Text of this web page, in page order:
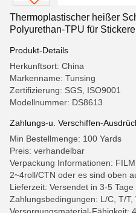
Thermoplastischer heißer
Polyurethan-TPU für
Produkt-Details
Herkunftsort: China
Markenname: Tunsing
Zertifizierung: SGS, ISO9001
Modellnummer: DS8613
Zahlungs-u. Verschiffen-
Min Bestellmenge: 100 Yards
Preis: verhandelbar
Verpackung Informationen:
2~4roll/CTN oder es sind oben
Lieferzeit: Versendet in 3-5
Zahlungsbedingungen: L/C, T/